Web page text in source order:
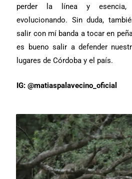
perder la línea y esencia,
evolucionando. Sin duda,
salir con mí banda a tocar en
es bueno salir a defender
lugares de Córdoba y el país.
IG: @matiaspalavecino_oficial